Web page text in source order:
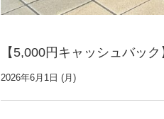
【5,000円キャッシュバッ
2026年6月1日 (月)